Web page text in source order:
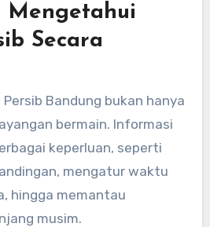
Mengetahui
Secara
Bandung bukan hanya
bermain. Informasi
keperluan, seperti
mengatur waktu
hingga memantau
musim.